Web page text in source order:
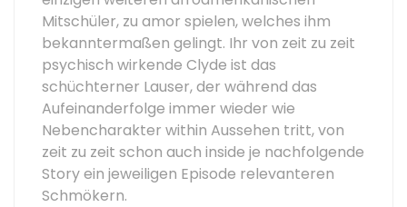
Mitschüler, zu amor spielen, welches ihm
bekanntermaßen gelingt. Ihr von zeit zu zeit
psychisch wirkende Clyde ist das
schüchterner Lauser, der während das
Aufeinanderfolge immer wieder wie
Nebencharakter within Aussehen tritt, von
zeit zu zeit schon auch inside je nachfolgende
Story ein jeweiligen Episode relevanteren
Schmökern.